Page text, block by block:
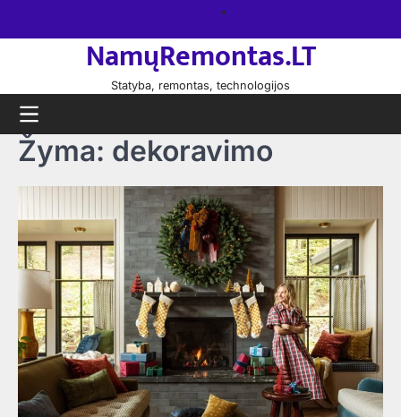
NamųRemontas.LT
Statyba, remontas, technologijos
Žyma: dekoravimo